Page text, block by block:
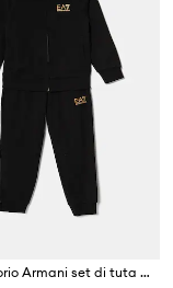
EA7 Emporio Armani set di tuta per bambini in cotone